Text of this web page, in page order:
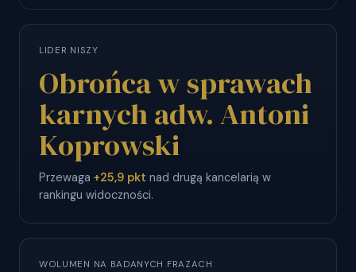
LIDER NISZY
Obrońca w sprawach
karnych adw. Antoni
Koprowski
Przewaga +25,9 pkt nad drugą kancelarią w
rankingu widoczności.
WOLUMEN NA BADANYCH FRAZACH